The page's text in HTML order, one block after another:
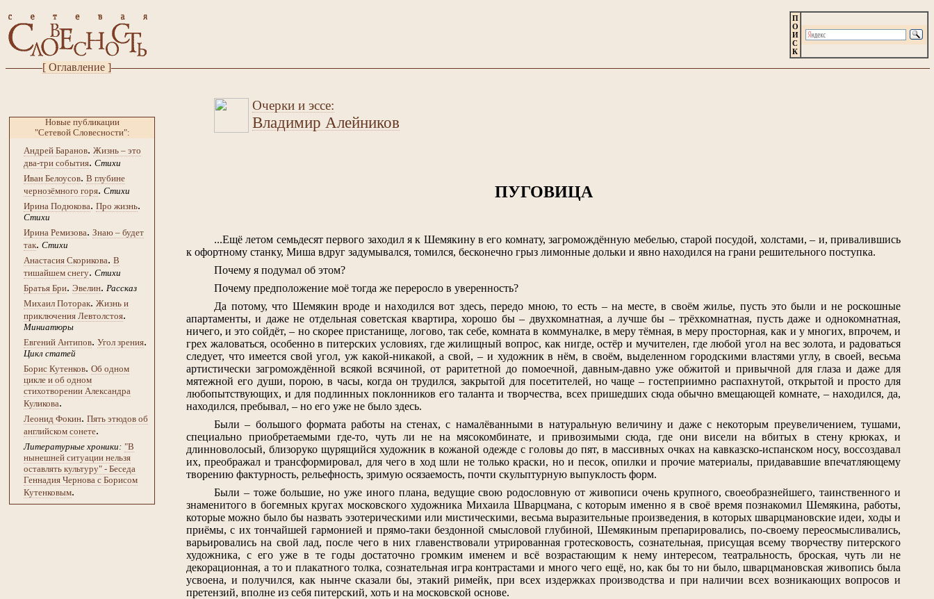
[ Оглавление ]
Новые публикации
"Сетевой Словесности":
Андрей Баранов. Жизнь – это
два-три события. Стихи
Иван Белоусов. В глубине
чернозёмного горя. Стихи
Ирина Подюкова. Про жизнь.
Стихи
Ирина Ремизова. Знаю – будет
так. Стихи
Анастасия Скорикова. В
тишайшем снегу. Стихи
Братья Бри. Эвелин. Рассказ
Михаил Поторак. Жизнь и
приключения Левтолстоя.
Миниатюры
Евгений Антипов. Угол зрения.
Цикл статей
Борис Кутенков. Об одном
цикле и об одном
стихотворении Александра
Куликова.
Леонид Фокин. Пять этюдов об
английском сонете.
Литературные хроники: "В
нынешней ситуации нельзя
оставлять культуру" - Беседа
Геннадия Чернова с Борисом
Кутенковым.
П
О
И
С
К
Очерки и эссе:
Владимир Алейников
ПУГОВИЦА
...Ещё летом семьдесят первого заходил я к Шемякину в его комнату, загромождённую мебелью, старой посудой, холстами, – и, привалившись
к офортному станку, Миша вдруг задумывался, томился, бесконечно грыз лимонные дольки и явно находился на грани решительного поступка.
Почему я подумал об этом?
Почему предположение моё тогда же переросло в уверенность?
Да потому, что Шемякин вроде и находился вот здесь, передо мною, то есть – на месте, в своём жилье, пусть это были и не роскошные
апартаменты, и даже не отдельная советская квартира, хорошо бы – двухкомнатная, а лучше бы – трёхкомнатная, пусть даже и однокомнатная,
ничего, и это сойдёт, – но скорее пристанище, логово, так себе, комната в коммуналке, в меру тёмная, в меру просторная, как и у многих, впрочем, и
грех жаловаться, особенно в питерских условиях, где жилищный вопрос, как нигде, остёр и мучителен, где любой угол на вес золота, и радоваться
следует, что имеется свой угол, уж какой-никакой, а свой, – и художник в нём, в своём, выделенном городскими властями углу, в своей, весьма
артистически загромождённой всякой всячиной, от раритетной до помоечной, давным-давно уже обжитой и привычной для глаза и даже для
мятежной его души, порою, в часы, когда он трудился, закрытой для посетителей, но чаще – гостеприимно распахнутой, открытой и просто для
любопытствующих, и для подлинных поклонников его таланта и творчества, всех пришедших сюда обычно вмещающей комнате, – находился, да,
находился, пребывал, – но его уже не было здесь.
Были – большого формата работы на стенах, с намалёванными в натуральную величину и даже с некоторым преувеличением, тушами,
специально приобретаемыми где-то, чуть ли не на мясокомбинате, и привозимыми сюда, где они висели на вбитых в стену крюках, и
длинноволосый, близоруко щурящийся художник в кожаной одежде с головы до пят, в массивных очках на кавказско-испанском носу, воссоздавал
их, преображал и трансформировал, для чего в ход шли не только краски, но и песок, опилки и прочие материалы, придававшие впечатляющему
творению фактурность, рельефность, зримую осязаемость, почти скульптурную выпуклость форм.
Были – тоже большие, но уже иного плана, ведущие свою родословную от живописи очень крупного, своеобразнейшего, таинственного и
знаменитого в богемных кругах московского художника Михаила Шварцмана, с которым именно я в своё время познакомил Шемякина, работы,
которые можно было бы назвать эзотерическими или мистическими, весьма выразительные произведения, в которых шварцмановские идеи, ходы и
приёмы, с их тончайшей гармонией и прямо-таки бездонной смысловой глубиной, Шемякиным препарировались, по-своему переосмысливались,
варьировались на свой лад, после чего в них главенствовали утрированная гротесковость, сознательная, присущая всему творчеству питерского
художника, с его уже в те годы достаточно громким именем и всё возрастающим к нему интересом, театральность, броская, чуть ли не
декорационная, а то и плакатного толка, сознательная игра контрастами и много чего ещё, но, как бы то ни было, шварцмановская живопись была
усвоена, и получился, как нынче сказали бы, этакий римейк, при всех издержках производства и при наличии всех возникающих вопросов и
претензий, вполне из себя питерский, хоть и на московской основе.